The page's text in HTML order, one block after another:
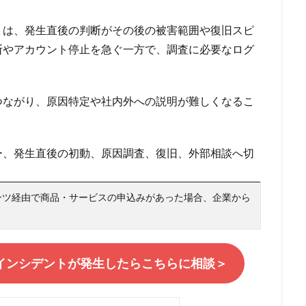
、発生直後の判断がその後の被害範囲や復旧スピ
アカウント停止を急ぐ一方で、調査に必要なログ
がり、原因特定や社内外への説明が難しくなるこ
発生直後の初動、原因調査、復旧、外部相談へ切
経由で商品・サービスの申込みがあった場合、企業から
シデントが発生したらこちらに相談＞